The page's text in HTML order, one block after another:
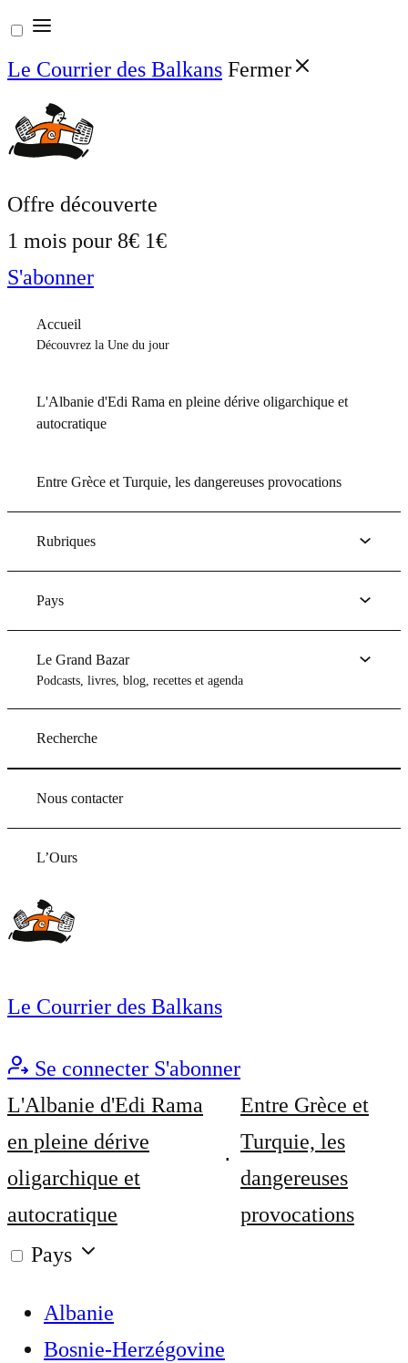
Aller
au
contenu
Le Courrier des Balkans Fermer
Offre découverte
1 mois pour 8€ 1€
S'abonner
Accueil
Découvrez la Une du jour
L'Albanie d'Edi Rama en pleine dérive oligarchique et
autocratique
Entre Grèce et Turquie, les dangereuses provocations
Rubriques
Pays
Le Grand Bazar
Podcasts, livres, blog, recettes et agenda
Recherche
Nous contacter
L’Ours
Le Courrier des Balkans
Se connecter S'abonner
L'Albanie d'Edi Rama
en pleine dérive
oligarchique et
autocratique
Entre Grèce et
Turquie, les
dangereuses
provocations
Pays
Albanie
Bosnie-Herzégovine